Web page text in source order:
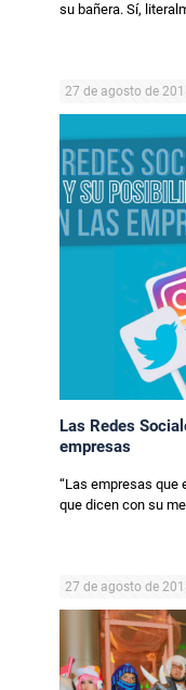
su bañera. Sí,
27 de agosto de
Las Redes
empresas
“Las empresas que
que dicen con su
27 de agosto de